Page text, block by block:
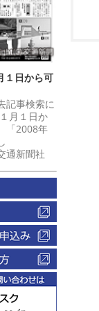
日から可
事検索に
月１日か
「2008年
社